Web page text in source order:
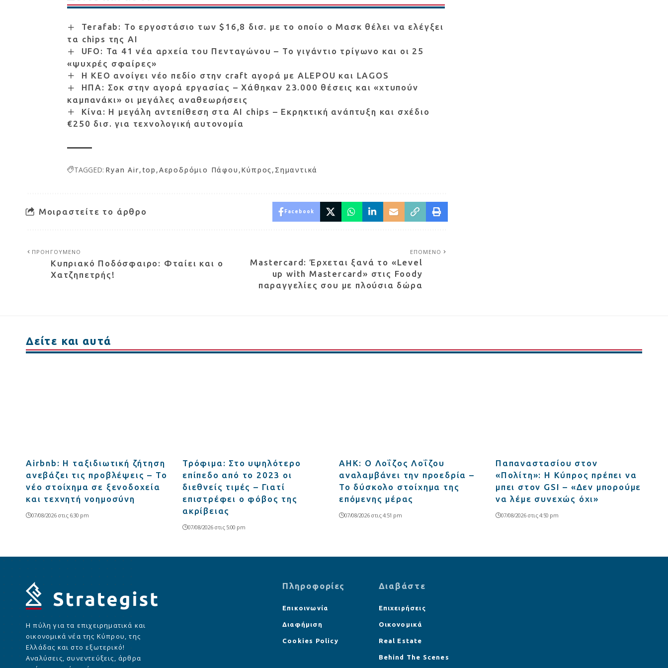
Terafab: Το εργοστάσιο των $16,8 δισ. με το οποίο ο Μασκ θέλει να ελέγξει
τα chips της AI
UFO: Τα 41 νέα αρχεία του Πενταγώνου – Το γιγάντιο τρίγωνο και οι 25
«ψυχρές σφαίρες»
Η ΚΕΟ ανοίγει νέο πεδίο στην craft αγορά με ALEPOU και LAGOS
ΗΠΑ: Σοκ στην αγορά εργασίας – Χάθηκαν 23.000 θέσεις και «χτυπούν
καμπανάκι» οι μεγάλες αναθεωρήσεις
Κίνα: Η μεγάλη αντεπίθεση στα AI chips – Εκρηκτική ανάπτυξη και σχέδιο
€250 δισ. για τεχνολογική αυτονομία
TAGGED: Ryan Air top Αεροδρόμιο Πάφου Κύπρος Σημαντικά
Μοιραστείτε το άρθρο Facebook
ΠΡΟΗΓΟΥΜΕΝΟ
Κυπριακό Ποδόσφαιρο: Φταίει και ο
Χατζηπετρής!
ΕΠΟΜΕΝΟ
Mastercard: Έρχεται ξανά το «Level
up with Mastercard» στις Foody
παραγγελίες σου με πλούσια δώρα
Δείτε και αυτά
Airbnb: Η ταξιδιωτική ζήτηση
ανεβάζει τις προβλέψεις – Το
νέο στοίχημα σε ξενοδοχεία
και τεχνητή νοημοσύνη
07/08/2026 στις 6:30 pm
Τρόφιμα: Στο υψηλότερο
επίπεδο από το 2023 οι
διεθνείς τιμές – Γιατί
επιστρέφει ο φόβος της
ακρίβειας
07/08/2026 στις 5:00 pm
ΑΗΚ: Ο Λοΐζος Λοΐζου
αναλαμβάνει την προεδρία –
Το δύσκολο στοίχημα της
επόμενης μέρας
07/08/2026 στις 4:51 pm
Παπαναστασίου στον
«Πολίτη»: Η Κύπρος πρέπει να
μπει στον GSI – «Δεν μπορούμε
να λέμε συνεχώς όχι»
07/08/2026 στις 4:50 pm
Η πύλη για τα επιχειρηματικά και
οικονομικά νέα της Κύπρου, της
Ελλάδας και στο εξωτερικό!
Αναλύσεις, συνεντεύξεις, άρθρα
Πληροφορίες
Επικοινωνία
Διαφήμιση
Cookies Policy
Διαβάστε
Επιχειρήσεις
Οικονομικά
Real Estate
Behind The Scenes